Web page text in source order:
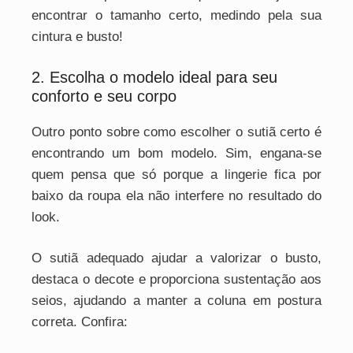
encontrar o tamanho certo, medindo pela sua
cintura e busto!
2. Escolha o modelo ideal para seu
conforto e seu corpo
Outro ponto sobre como escolher o sutiã certo é
encontrando um bom modelo. Sim, engana-se
quem pensa que só porque a lingerie fica por
baixo da roupa ela não interfere no resultado do
look.
O sutiã adequado ajudar a valorizar o busto,
destaca o decote e proporciona sustentação aos
seios, ajudando a manter a coluna em postura
correta. Confira: